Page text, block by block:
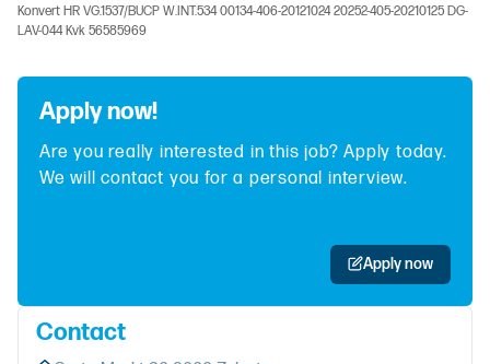
Konvert HR VG.1537/BUCP W.INT.534 00134-406-20121024 20252-405-20210125 DG-
LAV-044 Kvk 56585969
Apply now!
Are you really interested in this job? Apply today.
We will contact you for a personal interview.
Apply now
Contact